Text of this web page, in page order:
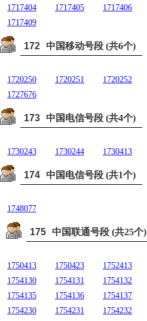
1717404
1717405 1717406
1717409
172 中国移动号段 (共6个)
1720250 1720251 1720252
1727676
173 中国电信号段 (共4个)
1730243 1730244 1730413
174 中国电信号段 (共1个)
1748077
175 中国联通号段 (共25个)
1750413 1750423 1752413
1754130
1754131 1754132
1754135
1754136 1754137
1754230
1754231 1754232